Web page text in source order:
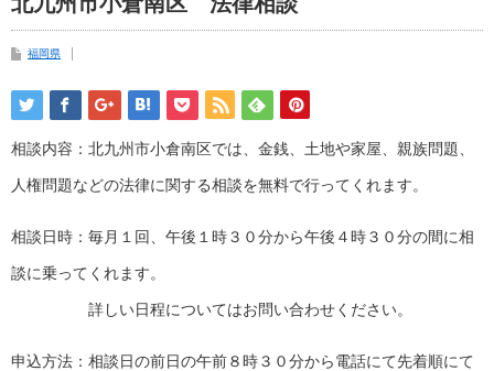
福岡県
相談内容：北九州市小倉南区では、金銭、土地や家屋、親族問題、
人権問題などの法律に関する相談を無料で行ってくれます。
相談日時：毎月１回、午後１時３０分から午後４時３０分の間に相
談に乗ってくれます。
詳しい日程についてはお問い合わせください。
申込方法：相談日の前日の午前８時３０分から電話にて先着順にて